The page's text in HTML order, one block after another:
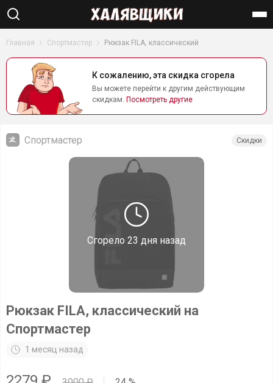
Главная Спортмастер Рюкзак FILA, классический
К сожалению, эта скидка сгорела
Вы можете перейти к другим действующим
скидкам. Посмотреть другие
Сгорело 23 дня назад
Спортмастер Скидки
Рюкзак FILA, классический на
Спортмастер
1 месяц назад